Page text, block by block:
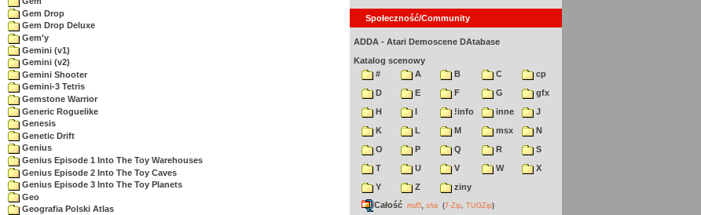
Gem Drop
Gem Drop Deluxe
Gem'y
Gemini (v1)
Gemini (v2)
Gemini Shooter
Gemini-3 Tetris
Gemstone Warrior
Generic Roguelike
Genesis
Genetic Drift
Genius
Genius Episode 1 Into The Toy Warehouses
Genius Episode 2 Into The Toy Caves
Genius Episode 3 Into The Toy Planets
Geo
Geografia Polski Atlas
Społeczność/Community
ADDA - Atari Demoscene DAtabase
Katalog scenowy
#
A B C
cp
D
E F G
gfx
H
I !info inne
J
K
L M msx
N
O
P Q R
S
T
U V W
X
Y
Z
ziny
Całość md5 sha (7-Zip TUGZip)